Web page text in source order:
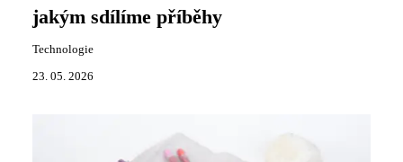
jakým sdílíme příběhy
Technologie
23. 05. 2026